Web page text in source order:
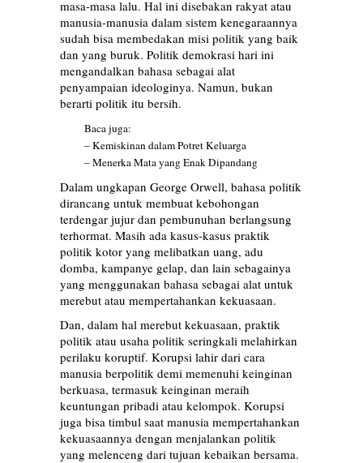
masa-masa lalu. Hal ini disebakan rakyat atau
manusia-manusia dalam sistem kenegaraannya
sudah bisa membedakan misi politik yang baik
dan yang buruk. Politik demokrasi hari ini
mengandalkan bahasa sebagai alat
penyampaian ideologinya. Namun, bukan
berarti politik itu bersih.
Baca juga:
–Kemiskinan dalam Potret Keluarga
–Menerka Mata yang Enak Dipandang
Dalam ungkapan George Orwell, bahasa politik
dirancang untuk membuat kebohongan
terdengar jujur dan pembunuhan berlangsung
terhormat. Masih ada kasus-kasus praktik
politik kotor yang melibatkan uang, adu
domba, kampanye gelap, dan lain sebagainya
yang menggunakan bahasa sebagai alat untuk
merebut atau mempertahankan kekuasaan.
Dan, dalam hal merebut kekuasaan, praktik
politik atau usaha politik seringkali melahirkan
perilaku koruptif. Korupsi lahir dari cara
manusia berpolitik demi memenuhi keinginan
berkuasa, termasuk keinginan meraih
keuntungan pribadi atau kelompok. Korupsi
juga bisa timbul saat manusia mempertahankan
kekuasaannya dengan menjalankan politik
yang melenceng dari tujuan kebaikan bersama.